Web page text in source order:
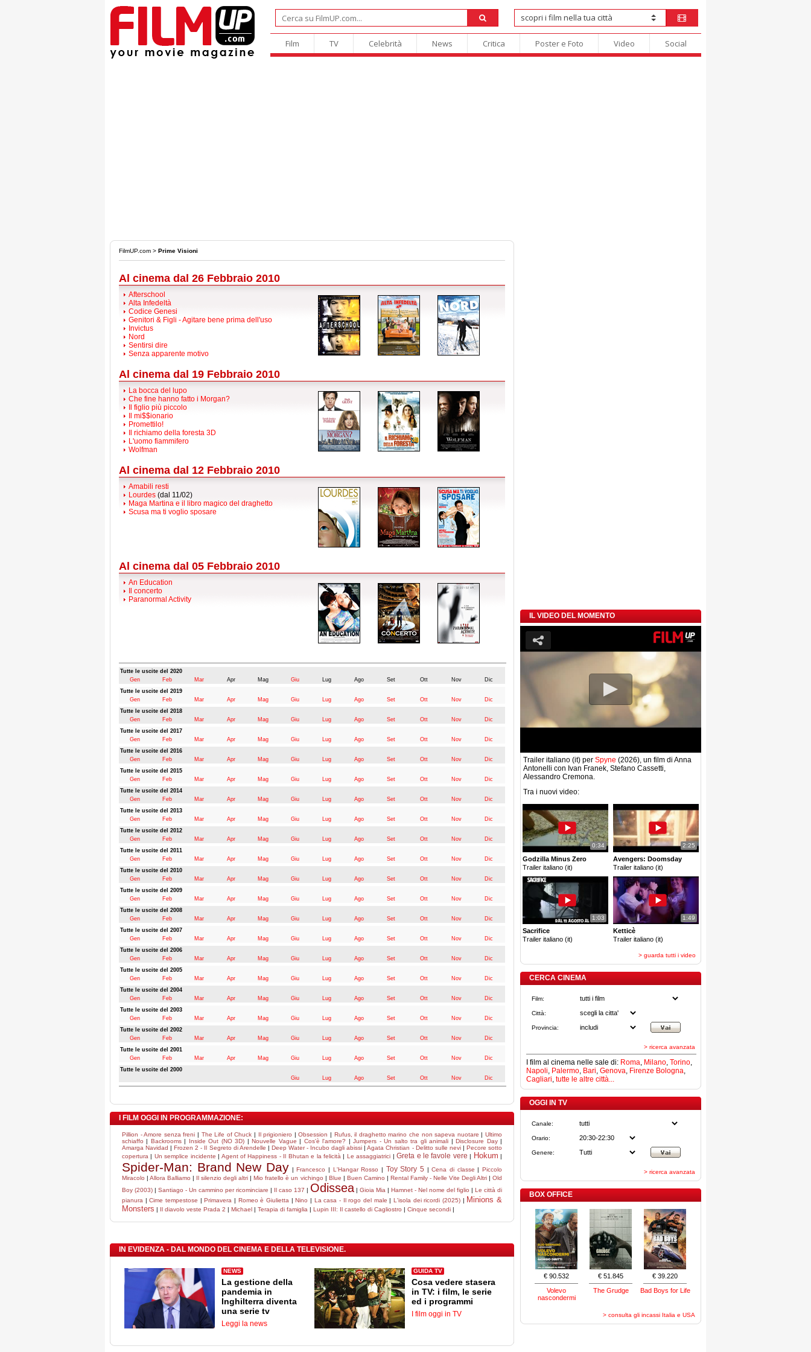
Film TV Celebrità News Critica Poster e Foto Video Social
FilmUP.com > Prime Visioni
Al cinema dal 26 Febbraio 2010
Afterschool
Alta Infedeltà
Codice Genesi
Genitori & Figli - Agitare bene prima dell'uso
Invictus
Nord
Sentirsi dire
Senza apparente motivo
Al cinema dal 19 Febbraio 2010
La bocca del lupo
Che fine hanno fatto i Morgan?
Il figlio più piccolo
Il mi$$ionario
Promettilo!
Il richiamo della foresta 3D
L'uomo fiammifero
Wolfman
Al cinema dal 12 Febbraio 2010
Amabili resti
Lourdes (dal 11/02)
Maga Martina e il libro magico del draghetto
Scusa ma ti voglio sposare
Al cinema dal 05 Febbraio 2010
An Education
Il concerto
Paranormal Activity
Tutte le uscite del 2020
Gen
Feb Mar Apr Mag Giu Lug Ago Set Ott Nov
Dic
Tutte le uscite del 2019
Gen
Feb Mar Apr Mag Giu Lug Ago Set Ott Nov
Dic
Tutte le uscite del 2018
Gen
Feb Mar Apr Mag Giu Lug Ago Set Ott Nov
Dic
Tutte le uscite del 2017
Gen
Feb Mar Apr Mag Giu Lug Ago Set Ott Nov
Dic
Tutte le uscite del 2016
Gen
Feb Mar Apr Mag Giu Lug Ago Set Ott Nov
Dic
Tutte le uscite del 2015
Gen
Feb Mar Apr Mag Giu Lug Ago Set Ott Nov
Dic
Tutte le uscite del 2014
Gen
Feb Mar Apr Mag Giu Lug Ago Set Ott Nov
Dic
Tutte le uscite del 2013
Gen
Feb Mar Apr Mag Giu Lug Ago Set Ott Nov
Dic
Tutte le uscite del 2012
Gen
Feb Mar Apr Mag Giu Lug Ago Set Ott Nov
Dic
Tutte le uscite del 2011
Gen
Feb Mar Apr Mag Giu Lug Ago Set Ott Nov
Dic
Tutte le uscite del 2010
Gen
Feb Mar Apr Mag Giu Lug Ago Set Ott Nov
Dic
Tutte le uscite del 2009
Gen
Feb Mar Apr Mag Giu Lug Ago Set Ott Nov
Dic
Tutte le uscite del 2008
Gen
Feb Mar Apr Mag Giu Lug Ago Set Ott Nov
Dic
Tutte le uscite del 2007
Gen
Feb Mar Apr Mag Giu Lug Ago Set Ott Nov
Dic
Tutte le uscite del 2006
Gen
Feb Mar Apr Mag Giu Lug Ago Set Ott Nov
Dic
Tutte le uscite del 2005
Gen
Feb Mar Apr Mag Giu Lug Ago Set Ott Nov
Dic
Tutte le uscite del 2004
Gen
Feb Mar Apr Mag Giu Lug Ago Set Ott Nov
Dic
Tutte le uscite del 2003
Gen
Feb Mar Apr Mag Giu Lug Ago Set Ott Nov
Dic
Tutte le uscite del 2002
Gen
Feb Mar Apr Mag Giu Lug Ago Set Ott Nov
Dic
Tutte le uscite del 2001
Gen
Feb Mar Apr Mag Giu Lug Ago Set Ott Nov
Dic
Tutte le uscite del 2000
Giu
Lug Ago Set Ott Nov Dic
I FILM OGGI IN PROGRAMMAZIONE:
Pillion - Amore senza freni | The Life of Chuck | Il prigioniero |Obsession | Rufus, il draghetto marino che non sapeva nuotare |Ultimo
schiaffo | Backrooms| Inside Out (NO 3D) |Nouvelle Vague | Cos'è l'amore? |Jumpers - Un salto tra gli animali |Disclosure Day|
Amarga Navidad |Frozen 2 - Il Segreto di Arendelle | Deep Water - Incubo dagli abissi |Agata Christian - Delitto sulle nevi| Pecore sotto
copertura | Un semplice incidente | Agent of Happiness - Il Bhutan e la felicità | Le assaggiatrici |Greta e le favole vere | Hokum |
Spider-Man: Brand New Day |Francesco | L'Hangar Rosso | Toy Story 5 |Cena di classe |Piccolo
Miracolo |Allora Balliamo | Il silenzio degli altri |Mio fratello è un vichingo | Blue | Buen Camino | Rental Family - Nelle Vite Degli Altri |Old
Boy (2003) | Santiago - Un cammino per ricominciare | Il caso 137 | Odissea | Gioia Mia | Hamnet - Nel nome del figlio | Le città di
pianura |Cime tempestose |Primavera | Romeo è Giulietta |Nino | La casa - Il rogo del male |L'isola dei ricordi (2025) | Minions &
Monsters | Il diavolo veste Prada 2 | Michael | Terapia di famiglia | Lupin III: Il castello di Cagliostro | Cinque secondi |
IN EVIDENZA - DAL MONDO DEL CINEMA E DELLA TELEVISIONE.
NEWS
La gestione della
pandemia in
Inghilterra diventa
una serie tv
Leggi la news
GUIDA TV
Cosa vedere stasera
in TV: i film, le serie
ed i programmi
I film oggi in TV
IL VIDEO DEL MOMENTO
Trailer italiano (it) per Spyne (2026), un film di Anna
Antonelli con Ivan Franek, Stefano Cassetti,
Alessandro Cremona.
Tra i nuovi video:
0:34
Godzilla Minus Zero
Trailer italiano (it)
2:25
Avengers: Doomsday
Trailer italiano (it)
1:03
Sacrifice
Trailer italiano (it)
1:49
Ketticè
Trailer italiano (it)
> guarda tutti i video
CERCA CINEMA
Film:
Città:
Provincia:
> ricerca avanzata
I film al cinema nelle sale di: Roma, Milano, Torino,
Napoli, Palermo, Bari, Genova, Firenze Bologna,
Cagliari, tutte le altre città...
OGGI IN TV
Canale:
Orario:
Genere:
> ricerca avanzata
BOX OFFICE
€ 90.532
Volevo
nascondermi
€ 51.845
The Grudge
€ 39.220
Bad Boys for Life
> consulta gli incassi Italia e USA